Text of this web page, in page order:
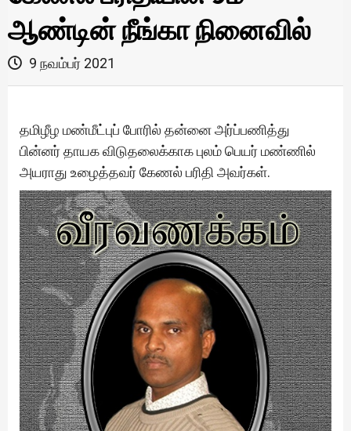
ஆண்டின் நீங்கா நினைவில்
9 நவம்பர் 2021
தமிழீழ மண்மீட்புப் போரில் தன்னை அர்ப்பணித்து
பின்னர் தாயக விடுதலைக்காக புலம் பெயர் மண்ணில்
அயராது உழைத்தவர் கேணல் பரிதி அவர்கள்.